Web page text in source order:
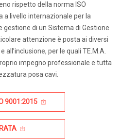
rispetto della norma ISO
a livello internazionale per la
di un Sistema di Gestione
attenzione è posta ai diversi
per le quali TE.M.A.
impegno professionale e tutta
posa cavi.
9001:2015